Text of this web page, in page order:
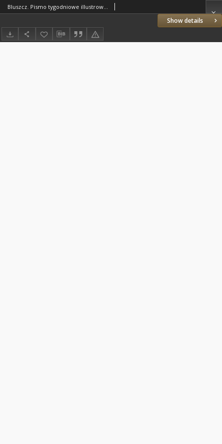
Show details
Bluszcz. Pismo tygodniowe illustrowane dla kobiet. 1904.03.21 (04.03) R.40 nr14